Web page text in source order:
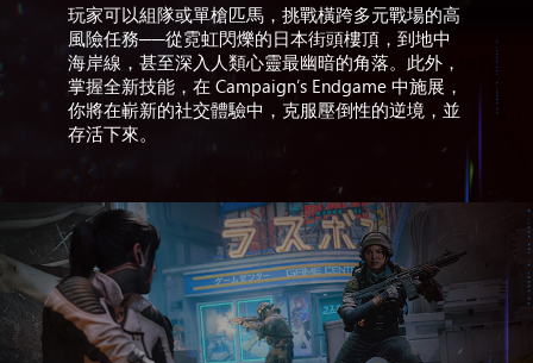
玩家可以組隊或單槍匹馬，挑戰橫跨多元戰場的高
風險任務──從霓虹閃爍的日本街頭樓頂，到地中
海岸線，甚至深入人類心靈最幽暗的角落。此外，
掌握全新技能，在 Campaign’s Endgame 中施展，
你將在嶄新的社交體驗中，克服壓倒性的逆境，並
存活下來。